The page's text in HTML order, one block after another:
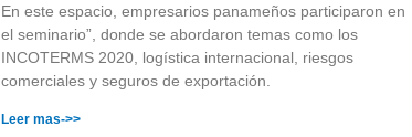
En este espacio, empresarios panameños participaron en
el seminario”, donde se abordaron temas como los
INCOTERMS 2020, logística internacional, riesgos
comerciales y seguros de exportación.
Leer mas->>